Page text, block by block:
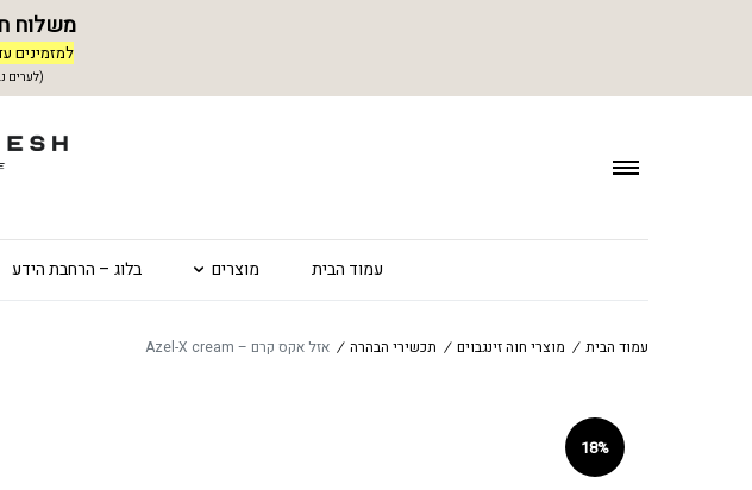
משלוח
למזמינים עד 10:30 אספקה
(לערים
עמוד הבית מוצרים בלוג – הרחבת הידע
עמוד הבית / מוצרי חוה זינגבוים / תכשירי הבהרה / אזל אקס קרם – Azel-X cream
18%